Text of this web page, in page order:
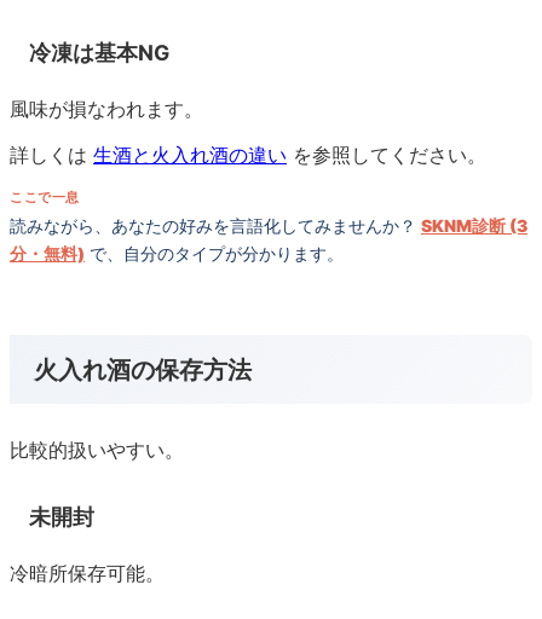
冷凍は基本NG
風味が損なわれます。
詳しくは 生酒と火入れ酒の違い を参照してください。
ここで一息
読みながら、あなたの好みを言語化してみませんか？ SKNM診断 (3
分・無料) で、自分のタイプが分かります。
火入れ酒の保存方法
比較的扱いやすい。
未開封
冷暗所保存可能。